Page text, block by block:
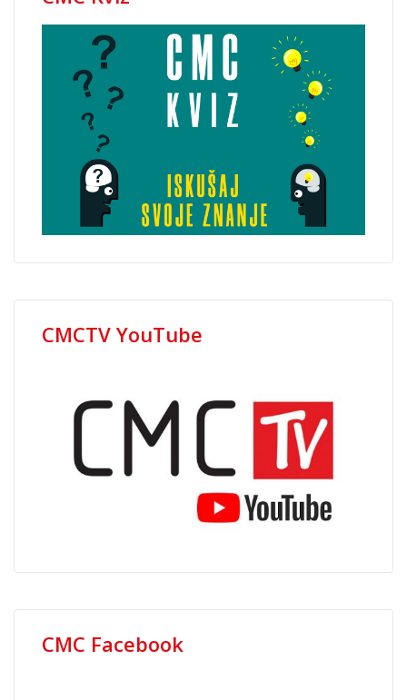
CMCTV YouTube
CMC Facebook